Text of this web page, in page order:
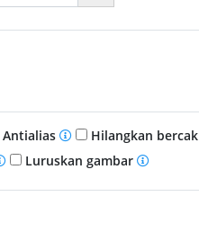
Hilangkan bercak
Luruskan gambar